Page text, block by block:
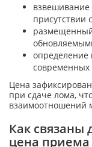
взвешивание
присутствии
определение
современных
Цена
при сдаче лома,
взаимоотношений
Как связаны
цена